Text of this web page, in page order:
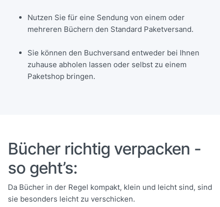
Nutzen Sie für eine Sendung von einem oder
mehreren Büchern den Standard Paketversand.
Sie können den Buchversand entweder bei Ihnen
zuhause abholen lassen oder selbst zu einem
Paketshop bringen.
Bücher richtig verpacken -
so geht’s:
Da Bücher in der Regel kompakt, klein und leicht sind, sind
sie besonders leicht zu verschicken.